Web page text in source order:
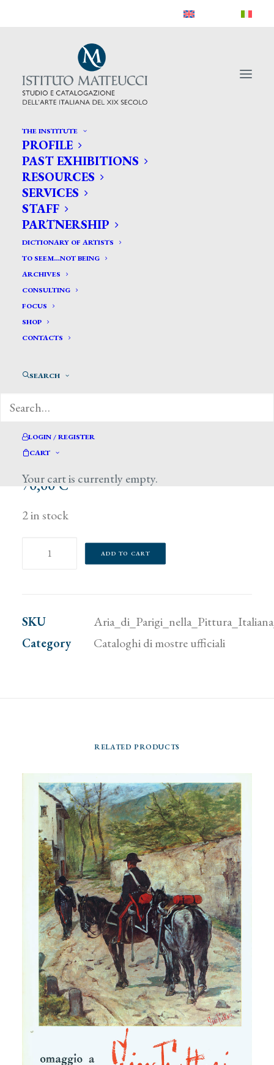
THE INSTITUTE
PROFILE
PAST EXHIBITIONS
RESOURCES
SERVICES
STAFF
PARTNERSHIP
DICTIONARY OF ARTISTS
TO SEEM…NOT BEING
ARCHIVES
CONSULTING
FOCUS
SHOP
CONTACTS
SEARCH
LOGIN / REGISTER
CART
Your cart is currently empty.
70,00€
2 in stock
Italiana
ADD TO CART
SKU
Category
Cataloghi di mostre ufficiali
RELATED PRODUCTS